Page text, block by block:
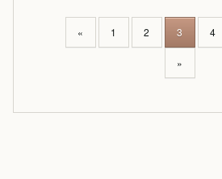
N
« 1 2 3 4
»